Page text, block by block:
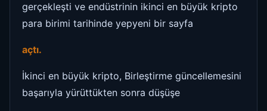
gerçekleşti ve endüstrinin ikinci en büyük kripto
para birimi tarihinde yepyeni bir sayfa
açtı.
İkinci en büyük kripto, Birleştirme güncellemesini
başarıyla yürüttükten sonra düşüşe